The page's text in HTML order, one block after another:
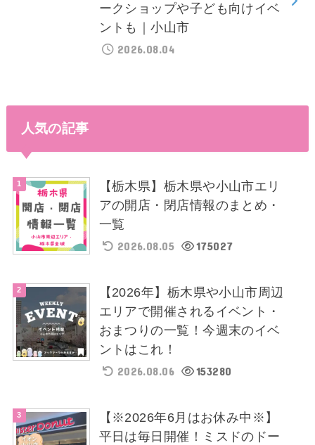
ークショップや子ども向けイベ
ントも｜小山市
2026.08.04
人気の記事
【栃木県】栃木県や小山市エリ
アの開店・閉店情報のまとめ・
一覧
2026.08.05 175027
【2026年】栃木県や小山市周辺
エリアで開催されるイベント・
おまつりの一覧！今週末のイベ
ントはこれ！
2026.08.06 153280
【※2026年6月はお休み中※】
平日は毎日開催！ミスドのドー